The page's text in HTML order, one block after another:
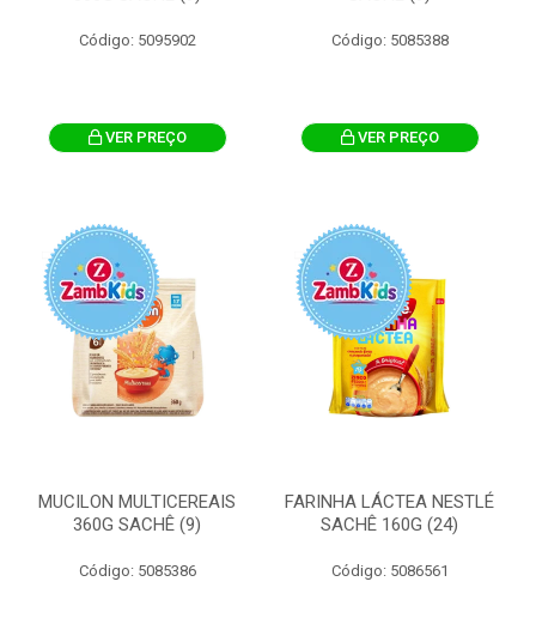
Código: 5095902
VER PREÇO
Código: 5085388
VER PREÇO
MUCILON MULTICEREAIS
360G SACHÊ (9)
Código: 5085386
FARINHA LÁCTEA NESTLÉ
SACHÊ 160G (24)
Código: 5086561